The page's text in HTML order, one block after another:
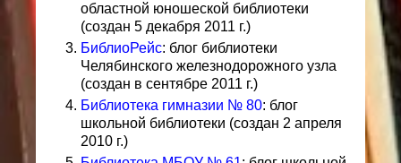
областной юношеской библиотеки
(создан 5 декабря 2011 г.)
БиблиоРейс: блог библиотеки
Челябинского железнодорожного узла
(создан в сентябре 2011 г.)
Библиотека гимназии № 80: блог
школьной библиотеки (создан 2 апреля
2010 г.)